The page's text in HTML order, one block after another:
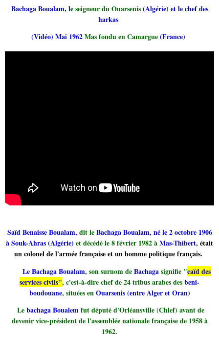
Bachaga Boualam, le seigneur du Ouarsenis(Algérie) et le chef des
harkas
(Vidéo) Mai 1962Mas fondu en Camargue(France)
Saïd Benaisse Boualam, dit leBachaga Boualam, né le 2 octobre 1906
à Souk-Ahras (Algérie) et décédé le 8 février 1982 àMas-Thibert, était
un colonel de l'armée française et un homme politique français.
Le Bachaga Boualam, son surnom deBachagasignifie "caïd des
services civils", c'est-à-dire chef de 24 tribus arabes desbeni-
boudouane, situées enOuarsenis (entre Alger et Oran)
Lebachaga Boualemfut député d'Orléansville (Chlef) avant de
devenir vice-président de l'assemblée nationale française de 1958 à
1962.